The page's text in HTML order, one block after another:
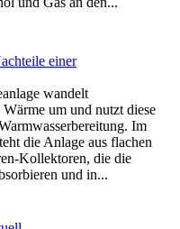
einer
wandelt
um und nutzt diese
Im
die Anlage aus flachen
Kollektoren, die die
und in...